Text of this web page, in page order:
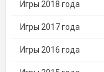
Игры 2018 года
Игры 2017 года
Игры 2016 года